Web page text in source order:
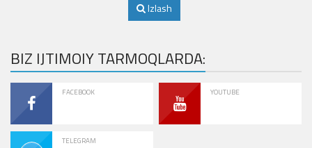
Izlash
BIZ IJTIMOIY TARMOQLARDA:
FACEBOOK YOUTUBE
TELEGRAM